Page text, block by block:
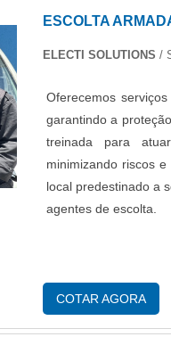
ESCOLTA
ELECTI SOLUTIONS /
Oferecemos
garantindo a
treinada para
minimizando riscos
local predestinado a
agentes de escolta.
COTAR AGORA